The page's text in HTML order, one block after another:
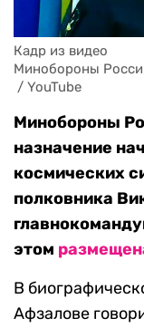
Кадр из видео
Минобороны
/ YouTube
Минобороны
назначение
космических
полковника
этом
В
Афзалове